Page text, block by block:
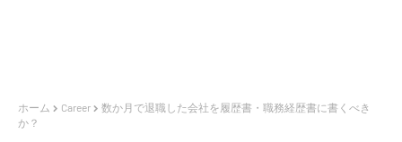
ホーム Career
数か月で退職した会社を履歴書・職務経歴書に書くべき
か？